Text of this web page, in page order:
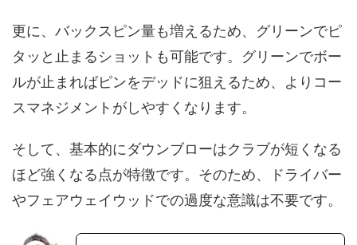
更に、バックスピン量も増えるため、グリーンでピ
タッと止まるショットも可能です。グリーンでボー
ルが止まればピンをデッドに狙えるため、よりコー
スマネジメントがしやすくなります。
そして、基本的にダウンブローはクラブが短くなる
ほど強くなる点が特徴です。そのため、ドライバー
やフェアウェイウッドでの過度な意識は不要です。